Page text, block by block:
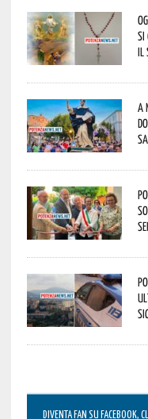
si
il
A
DIVENTA FAN SU FACEBOOK,